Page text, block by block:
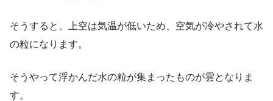
そうすると、上空は気温が低いため、空気が冷やされて水
の粒になります。
そうやって浮かんだ水の粒が集まったものが雲となりま
す。